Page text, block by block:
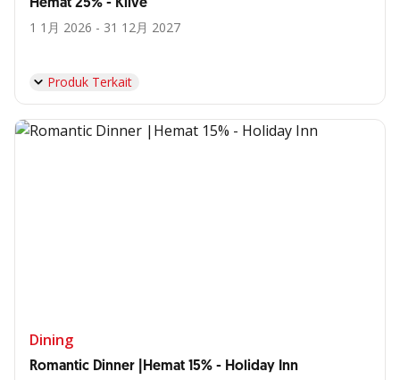
1 1月 2026 - 31 12月 2027
Produk Terkait
Dining
Romantic Dinner |Hemat 15% - Holiday Inn